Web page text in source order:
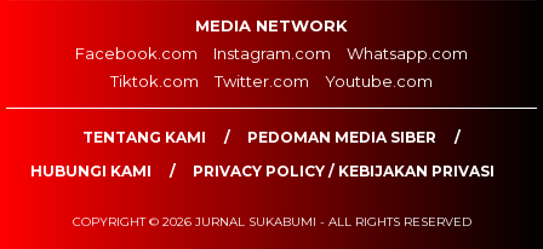
MEDIA NETWORK
Facebook.com
Instagram.com
Whatsapp.com
Tiktok.com
Twitter.com Youtube.com
TENTANG KAMI
PEDOMAN MEDIA SIBER
HUBUNGI KAMI
PRIVACY POLICY / KEBIJAKAN PRIVASI
COPYRIGHT © 2026 JURNAL SUKABUMI - ALL RIGHTS RESERVED